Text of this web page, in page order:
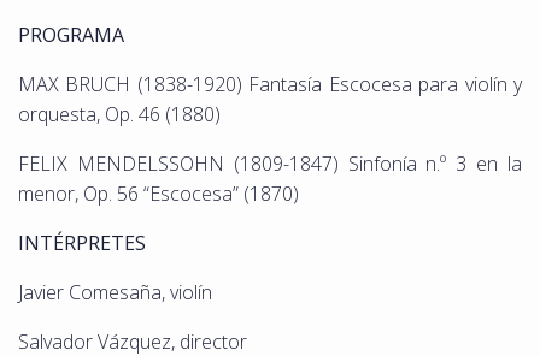
PROGRAMA
MAX BRUCH (1838-1920) Fantasía Escocesa para violín y
orquesta, Op. 46 (1880)
FELIX MENDELSSOHN (1809-1847) Sinfonía n.º 3 en la
menor, Op. 56 “Escocesa” (1870)
INTÉRPRETES
Javier Comesaña, violín
Salvador Vázquez, director